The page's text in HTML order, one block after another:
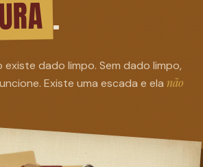
.
existe dado limpo. Sem dado limpo,
Existe uma escada e ela não